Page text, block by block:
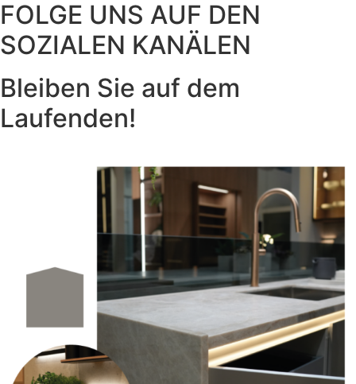
FOLGE UNS AUF DEN
SOZIALEN KANÄLEN
Bleiben Sie auf dem
Laufenden!